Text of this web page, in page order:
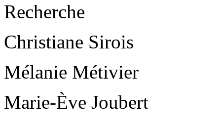
Recherche
Christiane Sirois
Mélanie Métivier
Marie-Ève Joubert